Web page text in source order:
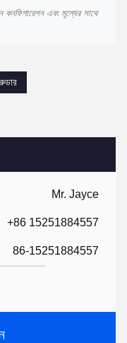
Mr. Jayce
+86 15251884557
86-15251884557
কনফিগারেশন এবং মূল্যের সাথে